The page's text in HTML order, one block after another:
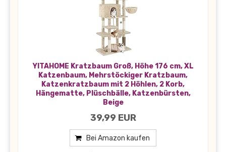
YITAHOME Kratzbaum Groß, Höhe 176 cm, XL
Katzenbaum, Mehrstöckiger Kratzbaum,
Katzenkratzbaum mit 2 Höhlen, 2 Korb,
Hängematte, Plüschbälle, Katzenbürsten,
Beige
39,99 EUR
Bei Amazon kaufen